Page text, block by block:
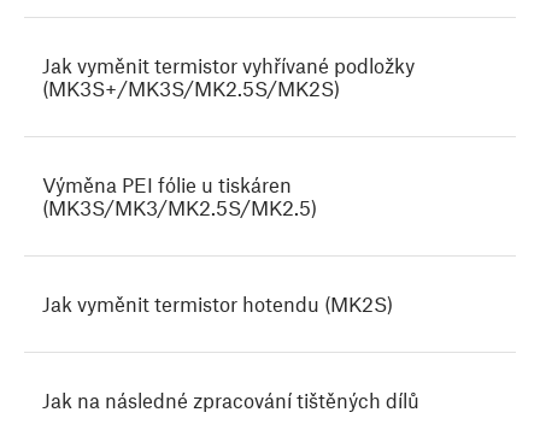
Jak vyměnit termistor vyhřívané podložky
(MK3S+/MK3S/MK2.5S/MK2S)
Výměna PEI fólie u tiskáren
(MK3S/MK3/MK2.5S/MK2.5)
Jak vyměnit termistor hotendu (MK2S)
Jak na následné zpracování tištěných dílů